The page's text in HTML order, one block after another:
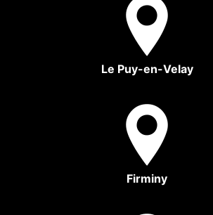
Le Puy-en-Velay
Firminy